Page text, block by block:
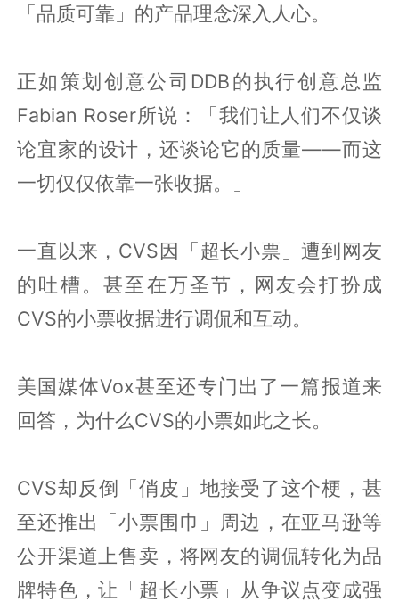
「品质可靠」的产品理念深入人心。
正如策划创意公司DDB的执行创意总监
Fabian Roser所说：「我们让人们不仅谈
论宜家的设计，还谈论它的质量——而这
一切仅仅依靠一张收据。」
一直以来，CVS因「超长小票」遭到网友
的吐槽。甚至在万圣节，网友会打扮成
CVS的小票收据进行调侃和互动。
美国媒体Vox甚至还专门出了一篇报道来
回答，为什么CVS的小票如此之长。
CVS却反倒「俏皮」地接受了这个梗，甚
至还推出「小票围巾」周边，在亚马逊等
公开渠道上售卖，将网友的调侃转化为品
牌特色，让「超长小票」从争议点变成强